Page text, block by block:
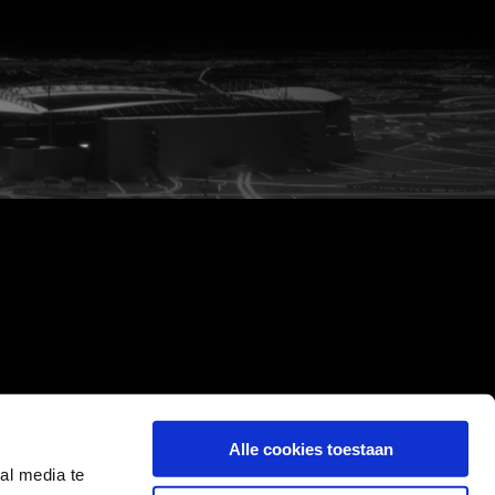
media te
Alle cookies toestaan